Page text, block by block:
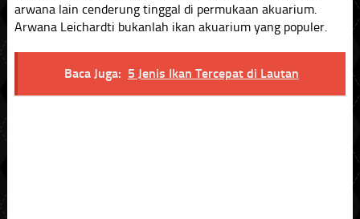
arwana lain cenderung tinggal di permukaan akuarium.
Arwana Leichardti bukanlah ikan akuarium yang populer.
Baca Juga: 5 Jenis Ikan Tercepat di Lautan